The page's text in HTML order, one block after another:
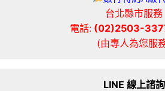
台北縣市服務
電話: (02)2503-
(由專人為您服
LINE 線上諮詢